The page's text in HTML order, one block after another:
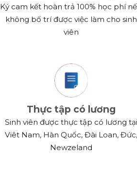
Ký cam kết hoàn trả 100% học phí
không bố trí được việc làm cho sinh
viên
Thực tập có lương
Sinh viên được thực tập có lương tại
Viêt Nam, Hàn Quốc, Đài Loan, Đức,
Newzeland